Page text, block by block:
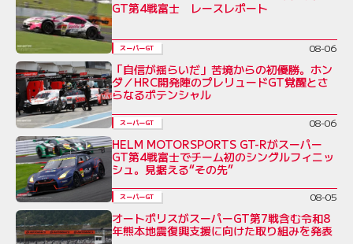
GT第4戦富士 レースレポート
スーパーGT 08-06
「自信が揺らいだ」苦境からの初優勝。ホン
ダ／HRC開発陣のプレリュードGT覚醒とさ
らなるポテンシャル
スーパーGT 08-06
HELM MOTORSPORTS GT-Rがスーパー
GT第4戦富士でチーム初のシングルフィニッ
シュ。見据える“その先”
スーパーGT 08-05
オートポリスがスーパーGT第7戦含む令和8
年熊本地震復興支援に向けた取り組みを発表